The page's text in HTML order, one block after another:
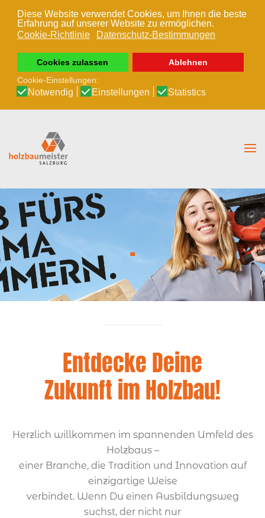
Diese Website verwendet Cookies, um Ihnen die beste
Erfahrung auf unserer Website zu ermöglichen.
Cookie-Richtlinie
Datenschutz-Bestimmungen
Cookies zulassen
Ablehnen
Cookie-Einstellungen:
Notwendig Einstellungen Statistics
Zum Hauptinhalt springen
.
Entdecke Deine
Zukunft im Holzbau!
Herzlich willkommen im spannenden Umfeld des
Holzbaus –
einer Branche, die Tradition und Innovation auf
einzigartige Weise
verbindet. Wenn Du einen Ausbildungsweg
suchst, der nicht nur